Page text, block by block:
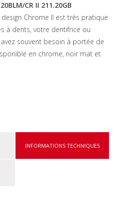
CR II 211.20GB
Chrome II est très pratique
à dents, votre dentifrice ou
souvent besoin à portée de
en chrome, noir mat et
INFORMATIONS TECHNIQUES